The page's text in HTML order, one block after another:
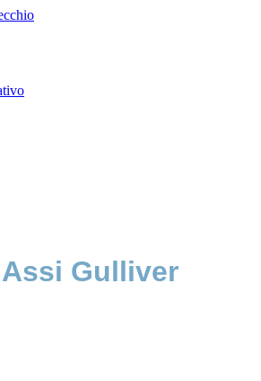
Gulliver